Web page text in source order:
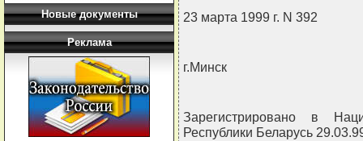
Новые документы
Реклама
23 марта 1999 г. N 392
г.Минск
Зарегистрировано в
Республики Беларусь